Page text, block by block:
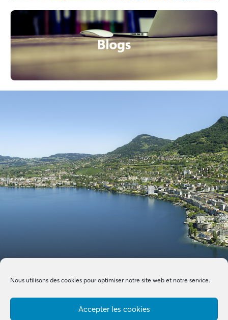
Nous utilisons des cookies pour optimiser notre site web et notre service.
Accepter les cookies